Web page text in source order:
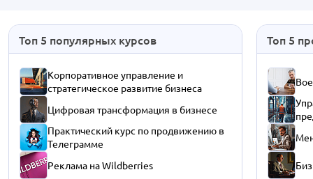
Топ 5 популярных курсов
Корпоративное управление и
стратегическое развитие бизнеса
Цифровая трансформация в бизнесе
Практический курс по продвижению в
Телеграмме
Реклама на Wildberries
Топ 5